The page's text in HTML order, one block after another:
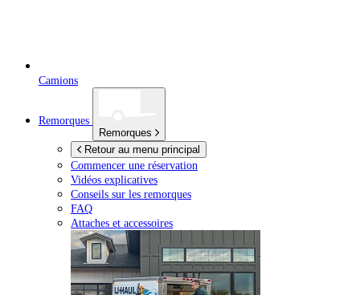
Camions
Remorques
Remorques
Retour au menu principal
Commencer une réservation
Vidéos explicatives
Conseils sur les remorques
FAQ
Attaches et accessoires